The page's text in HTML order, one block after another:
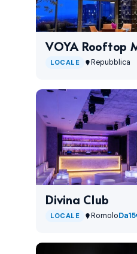
VOYA Rooftop
LOCALE Repubblica
Divina Club
LOCALE RomoloDa